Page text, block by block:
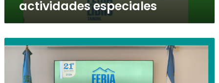
actividades especiales